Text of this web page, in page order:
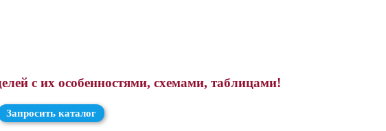
с их особенностями, схемами, таблицами!
Запросить каталог